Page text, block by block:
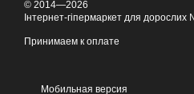
© 2014—2026
Інтернет-гіпермаркет для дорослих
Принимаем к оплате
Мобильная версия